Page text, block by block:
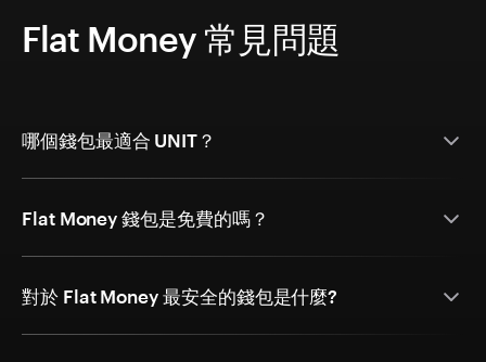
Flat Money 常見問題
哪個錢包最適合 UNIT？
Flat Money 錢包是免費的嗎？
對於 Flat Money 最安全的錢包是什麼?